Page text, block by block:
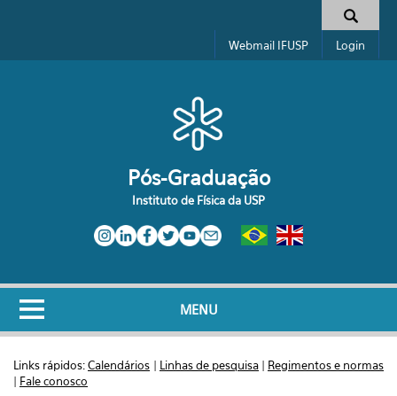
Formulário de busca
Webmail IFUSP Login
Pós-Graduação
Instituto de Física da USP
MENU
Links rápidos:Calendários | Linhas de pesquisa | Regimentos e normas
| Fale conosco